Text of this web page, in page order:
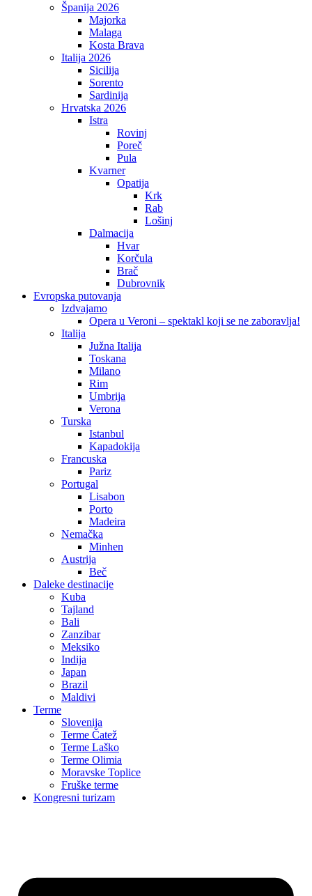
Španija 2026
Majorka
Malaga
Kosta Brava
Italija 2026
Sicilija
Sorento
Sardinija
Hrvatska 2026
Istra
Rovinj
Poreč
Pula
Kvarner
Opatija
Krk
Rab
Lošinj
Dalmacija
Hvar
Korčula
Brač
Dubrovnik
Evropska putovanja
Izdvajamo
Opera u Veroni – spektakl koji se ne zaboravlja!
Italija
Južna Italija
Toskana
Milano
Rim
Umbrija
Verona
Turska
Istanbul
Kapadokija
Francuska
Pariz
Portugal
Lisabon
Porto
Madeira
Nemačka
Minhen
Austrija
Beč
Daleke destinacije
Kuba
Tajland
Bali
Zanzibar
Meksiko
Indija
Japan
Brazil
Maldivi
Terme
Slovenija
Terme Čatež
Terme Laško
Terme Olimia
Moravske Toplice
Fruške terme
Kongresni turizam